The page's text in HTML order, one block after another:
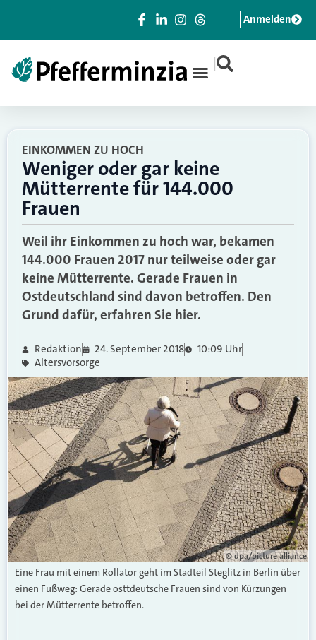
|
Anmelden
EINKOMMEN ZU HOCH
Weniger oder gar keine
Mütterrente für 144.000
Frauen
Weil ihr Einkommen zu hoch war, bekamen
144.000 Frauen 2017 nur teilweise oder gar
keine Mütterrente. Gerade Frauen in
Ostdeutschland sind davon betroffen. Den
Grund dafür, erfahren Sie hier.
Redaktion 24. September 2018
10:09 Uhr
Altersvorsorge
© dpa/picture alliance
Eine Frau mit einem Rollator geht im Stadteil Steglitz in Berlin über
einen Fußweg: Gerade osttdeutsche Frauen sind von Kürzungen
bei der Mütterrente betroffen.